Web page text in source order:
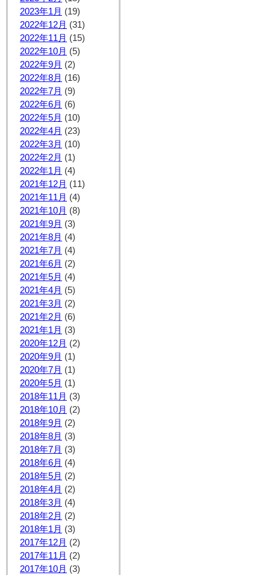
2023年1月 (19)
2022年12月 (31)
2022年11月 (15)
2022年10月 (5)
2022年9月 (2)
2022年8月 (16)
2022年7月 (9)
2022年6月 (6)
2022年5月 (10)
2022年4月 (23)
2022年3月 (10)
2022年2月 (1)
2022年1月 (4)
2021年12月 (11)
2021年11月 (4)
2021年10月 (8)
2021年9月 (3)
2021年8月 (4)
2021年7月 (4)
2021年6月 (2)
2021年5月 (4)
2021年4月 (5)
2021年3月 (2)
2021年2月 (6)
2021年1月 (3)
2020年12月 (2)
2020年9月 (1)
2020年7月 (1)
2020年5月 (1)
2018年11月 (3)
2018年10月 (2)
2018年9月 (2)
2018年8月 (3)
2018年7月 (3)
2018年6月 (4)
2018年5月 (2)
2018年4月 (2)
2018年3月 (4)
2018年2月 (2)
2018年1月 (3)
2017年12月 (2)
2017年11月 (2)
2017年10月 (3)